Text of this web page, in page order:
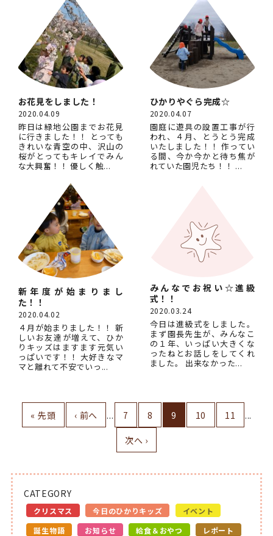
お花見をしました！
2020.04.09
昨日は緑地公園までお花見
に行きました！！ とっても
きれいな青空の中、沢山の
桜がとってもキレイでみん
な大興奮！！ 優しく触...
ひかりやぐら完成☆
2020.04.07
園庭に遊具の設置工事が行
われ、４月、とうとう完成
いたしました！！ 作ってい
る間、今か今かと待ち焦が
れていた園児たち！！ ...
新年度が始まりまし
た！！
2020.04.02
４月が始まりました！！ 新
しいお友達が増えて、ひか
りキッズはますます元気い
っぱいです！！ 大好きなマ
マと離れて不安でいっ...
みんなでお祝い☆進級
式！！
2020.03.24
今日は進級式をしました。
まず園長先生が、みんなこ
の１年、いっぱい大きくな
ったねとお話しをしてくれ
ました。 出来なかった...
« 先頭 ‹ 前へ ... 7 8 9 10 11 ...
次へ ›
CATEGORY
クリスマス 今日のひかりキッズ
イベント
誕生物語
お知らせ 給食＆おやつ レポート